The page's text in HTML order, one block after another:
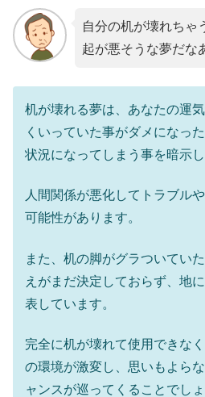
自分の机が壊れちゃ
起が悪そうな夢だな
机が壊れる夢は、あなたの運
くいっていた事がダメになっ
状況になってしまう事を暗示し
人間関係が悪化してトラブル
可能性があります。
また、机の脚がグラついてい
えがまだ決定しておらず、地
表しています。
完全に机が壊れて使用できな
の環境が激変し、思いもよら
ャンスが巡ってくることでしょ